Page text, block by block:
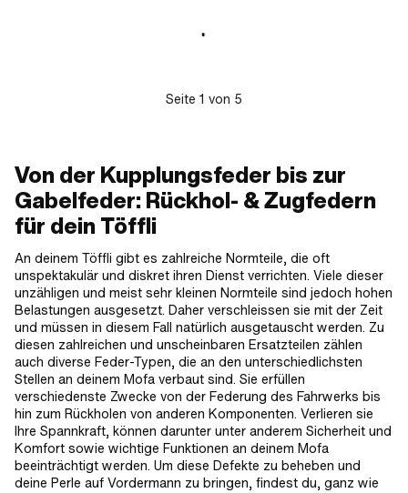
Seite 1 von 5
Von der Kupplungsfeder bis zur
Gabelfeder: Rückhol- & Zugfedern
für dein Töffli
An deinem Töffli gibt es zahlreiche Normteile, die oft
unspektakulär und diskret ihren Dienst verrichten. Viele dieser
unzähligen und meist sehr kleinen Normteile sind jedoch hohen
Belastungen ausgesetzt. Daher verschleissen sie mit der Zeit
und müssen in diesem Fall natürlich ausgetauscht werden. Zu
diesen zahlreichen und unscheinbaren Ersatzteilen zählen
auch diverse Feder-Typen, die an den unterschiedlichsten
Stellen an deinem Mofa verbaut sind. Sie erfüllen
verschiedenste Zwecke von der Federung des Fahrwerks bis
hin zum Rückholen von anderen Komponenten. Verlieren sie
Ihre Spannkraft, können darunter unter anderem Sicherheit und
Komfort sowie wichtige Funktionen an deinem Mofa
beeinträchtigt werden. Um diese Defekte zu beheben und
deine Perle auf Vordermann zu bringen, findest du, ganz wie